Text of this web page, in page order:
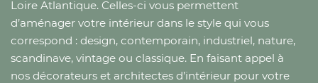
Loire Atlantique. Celles-ci vous permettent
d’aménager votre intérieur dans le style qui vous
correspond : design, contemporain, industriel, nature,
scandinave, vintage ou classique. En faisant appel à
nos décorateurs et architectes d’intérieur pour votre